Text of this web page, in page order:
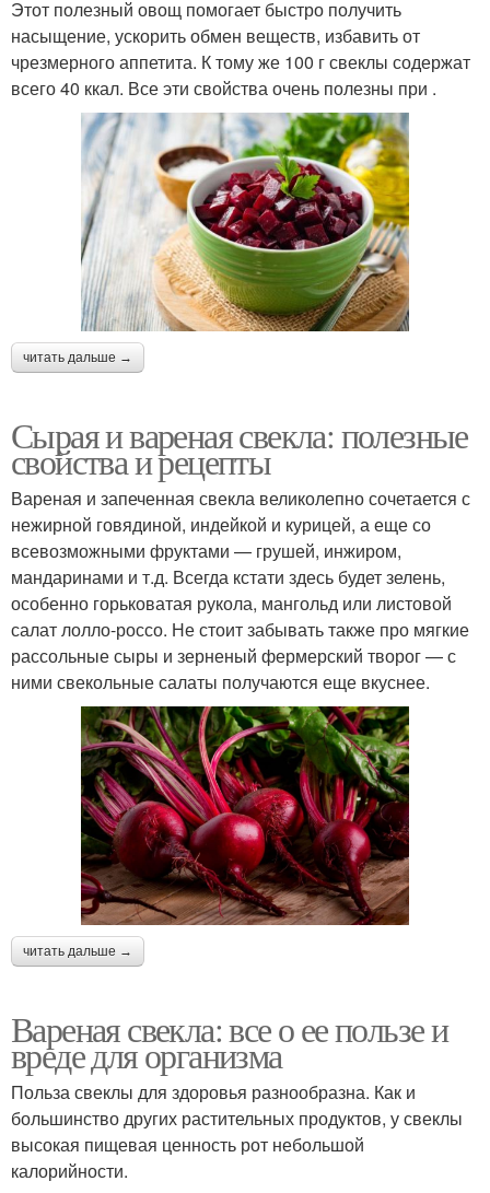
Этот полезный овощ помогает быстро получить
насыщение, ускорить обмен веществ, избавить от
чрезмерного аппетита. К тому же 100 г свеклы содержат
всего 40 ккал. Все эти свойства очень полезны при .
читать дальше →
Сырая и вареная свекла: полезные
свойства и рецепты
Вареная и запеченная свекла великолепно сочетается с
нежирной говядиной, индейкой и курицей, а еще со
всевозможными фруктами — грушей, инжиром,
мандаринами и т.д. Всегда кстати здесь будет зелень,
особенно горьковатая рукола, мангольд или листовой
салат лолло-россо. Не стоит забывать также про мягкие
рассольные сыры и зерненый фермерский творог — с
ними свекольные салаты получаются еще вкуснее.
читать дальше →
Вареная свекла: все о ее пользе и
вреде для организма
Польза свеклы для здоровья разнообразна. Как и
большинство других растительных продуктов, у свеклы
высокая пищевая ценность рот небольшой
калорийности.